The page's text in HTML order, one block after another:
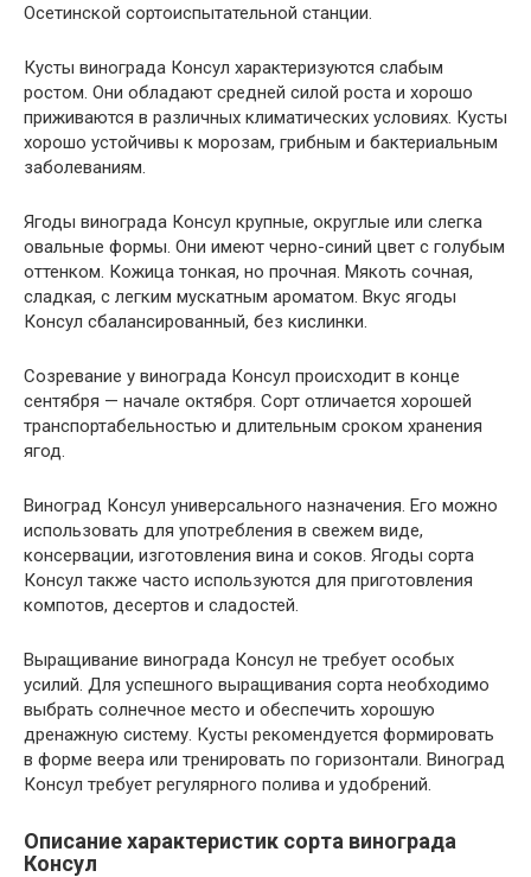
Осетинской сортоиспытательной станции.
Кусты винограда Консул характеризуются слабым
ростом. Они обладают средней силой роста и хорошо
приживаются в различных климатических условиях. Кусты
хорошо устойчивы к морозам, грибным и бактериальным
заболеваниям.
Ягоды винограда Консул крупные, округлые или слегка
овальные формы. Они имеют черно-синий цвет с голубым
оттенком. Кожица тонкая, но прочная. Мякоть сочная,
сладкая, с легким мускатным ароматом. Вкус ягоды
Консул сбалансированный, без кислинки.
Созревание у винограда Консул происходит в конце
сентября — начале октября. Сорт отличается хорошей
транспортабельностью и длительным сроком хранения
ягод.
Виноград Консул универсального назначения. Его можно
использовать для употребления в свежем виде,
консервации, изготовления вина и соков. Ягоды сорта
Консул также часто используются для приготовления
компотов, десертов и сладостей.
Выращивание винограда Консул не требует особых
усилий. Для успешного выращивания сорта необходимо
выбрать солнечное место и обеспечить хорошую
дренажную систему. Кусты рекомендуется формировать
в форме веера или тренировать по горизонтали. Виноград
Консул требует регулярного полива и удобрений.
Описание характеристик сорта винограда
Консул